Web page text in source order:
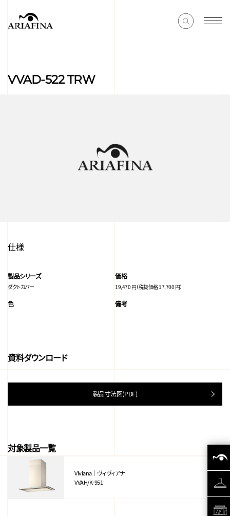
VVAD-522 TRW
仕様
製品シリーズ
ダクトカバー
価格
19,470 円（税抜価格 17,700 円）
色 備考
資料ダウンロード
製品寸法図(PDF)
対象製品一覧
Viviana｜ヴィヴィアナ
VVAH/K-951